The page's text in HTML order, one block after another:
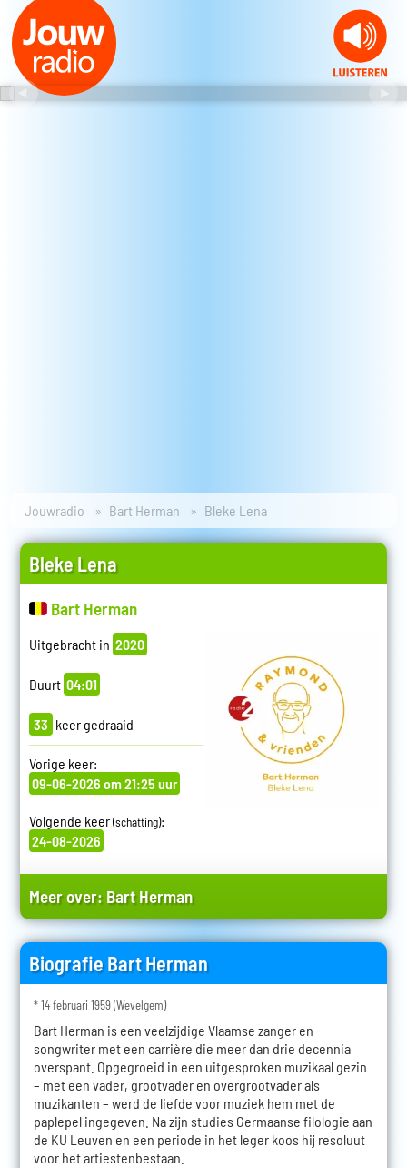
Jouwradio Bart Herman Bleke Lena
Bleke Lena
Bart Herman
Uitgebracht in 2020
Duurt 04:01
33 keer gedraaid
Vorige keer:
09-06-2026 om 21:25 uur
Volgende keer(schatting):
24-08-2026
Meer over: Bart Herman
Biografie Bart Herman
* 14 februari 1959 (Wevelgem)
Bart Herman is een veelzijdige Vlaamse zanger en
songwriter met een carrière die meer dan drie decennia
overspant. Opgegroeid in een uitgesproken muzikaal gezin
– met een vader, grootvader en overgrootvader als
muzikanten – werd de liefde voor muziek hem met de
paplepel ingegeven. Na zijn studies Germaanse filologie aan
de KU Leuven en een periode in het leger koos hij resoluut
voor het artiestenbestaan.